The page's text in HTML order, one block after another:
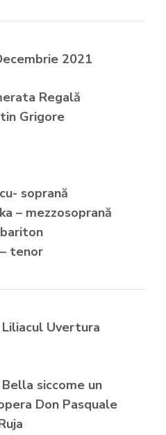
2021
Regală
Grigore
soprană
– mezzosoprană
tenor
Liliacul Uvertura
Bella siccome un
Don Pasquale